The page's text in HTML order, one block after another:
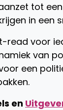
tot
in een
read voor
van
een
en